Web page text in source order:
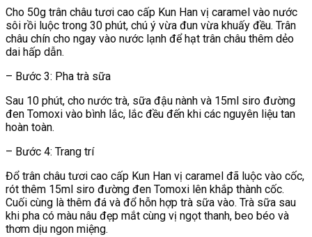
Cho 50g trân châu tươi cao cấp Kun Han vị caramel vào nước
sôi rồi luộc trong 30 phút, chú ý vừa đun vừa khuấy đều. Trân
châu chín cho ngay vào nước lạnh để hạt trân châu thêm dẻo
dai hấp dẫn.
– Bước 3: Pha trà sữa
Sau 10 phút, cho nước trà, sữa đậu nành và 15ml siro đường
đen Tomoxi vào bình lắc, lắc đều đến khi các nguyên liệu tan
hoàn toàn.
– Bước 4: Trang trí
Đổ trân châu tươi cao cấp Kun Han vị caramel đã luộc vào cốc,
rót thêm 15ml siro đường đen Tomoxi lên khắp thành cốc.
Cuối cùng là thêm đá và đổ hỗn hợp trà sữa vào. Trà sữa sau
khi pha có màu nâu đẹp mắt cùng vị ngọt thanh, beo béo và
thơm dịu ngon miệng.